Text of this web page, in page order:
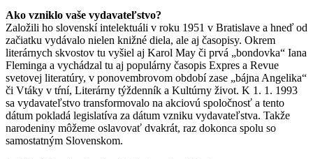
Ako vzniklo vaše vydavateľstvo?
Založili ho slovenskí intelektuáli v roku 1951 v Bratislave a hneď od
začiatku vydávalo nielen knižné diela, ale aj časopisy. Okrem
literárnych skvostov tu vyšiel aj Karol May či prvá „bondovka“ Iana
Fleminga a vychádzal tu aj populárny časopis Expres a Revue
svetovej literatúry, v ponovembrovom období zase „bájna Angelika“
či Vtáky v tŕní, Literárny týždenník a Kultúrny život. K 1. 1. 1993
sa vydavateľstvo transformovalo na akciovú spoločnosť a tento
dátum pokladá legislatíva za dátum vzniku vydavateľstva. Takže
narodeniny môžeme oslavovať dvakrát, raz dokonca spolu so
samostatným Slovenskom.